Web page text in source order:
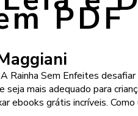
PDF
Sem Enfeites
mais adequado para
ebooks grátis incríveis.